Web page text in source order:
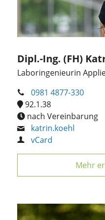
Dipl.-Ing. (FH)
Laboringenieurin
0981 4877-330
92.1.38
nach Vereinbarung
katrin.koehl
vCard
Mehr